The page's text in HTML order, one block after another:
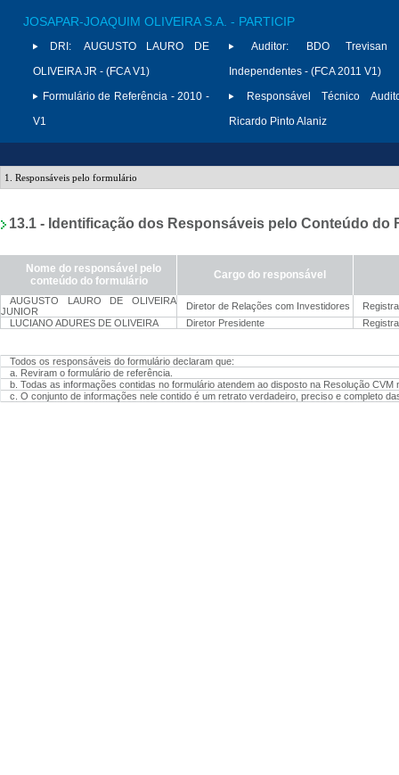
JOSAPAR-JOAQUIM OLIVEIRA S.A. - PARTICIP
DRI:
AUGUSTO LAURO DE
OLIVEIRA JR - (FCA V1)
Formulário de Referência - 2010 -
V1
Auditor:
BDO Trevisan
Independentes - (FCA 2011 V1)
Responsável Técnico
Ricardo Pinto Alaniz